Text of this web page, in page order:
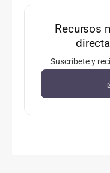
Recursos
Suscríbete y